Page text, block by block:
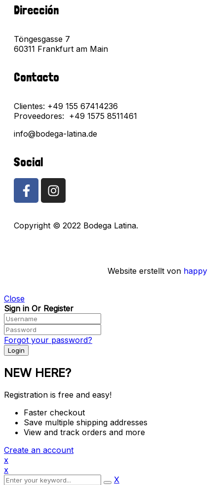
Dirección
Töngesgasse 7
60311 Frankfurt am Main
Contacto
Clientes: +49 155 67414236
Proveedores: +49 1575 8511461
info@bodega-latina.de
Social
Copyright © 2022 Bodega Latina.
Website erstellt von happy
Close
Sign in Or Register
Forgot your password?
NEW HERE?
Registration is free and easy!
Faster checkout
Save multiple shipping addresses
View and track orders and more
Create an account
x
x
X